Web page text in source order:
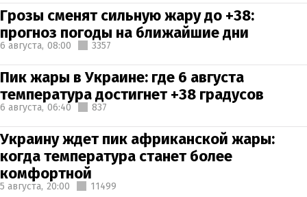
Грозы сменят сильную жару до +38:
прогноз погоды на ближайшие дни
6 августа, 08:00 3357
Пик жары в Украине: где 6 августа
температура достигнет +38 градусов
6 августа, 06:40 837
Украину ждет пик африканской жары:
когда температура станет более
комфортной
5 августа, 20:00 11499